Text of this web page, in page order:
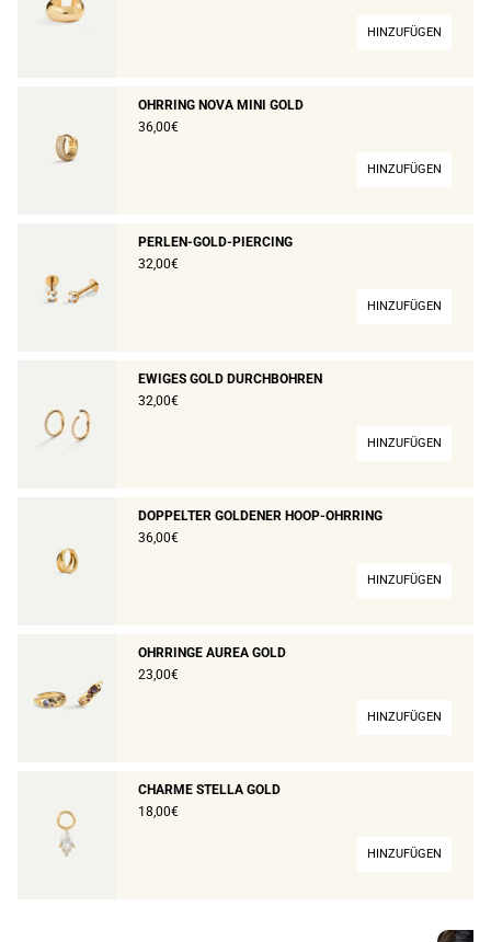
HINZUFÜGEN
OHRRING NOVA MINI GOLD
36,00€
HINZUFÜGEN
PERLEN-GOLD-PIERCING
32,00€
HINZUFÜGEN
EWIGES GOLD DURCHBOHREN
32,00€
HINZUFÜGEN
DOPPELTER GOLDENER HOOP-OHRRING
36,00€
HINZUFÜGEN
OHRRINGE AUREA GOLD
23,00€
HINZUFÜGEN
CHARME STELLA GOLD
18,00€
HINZUFÜGEN